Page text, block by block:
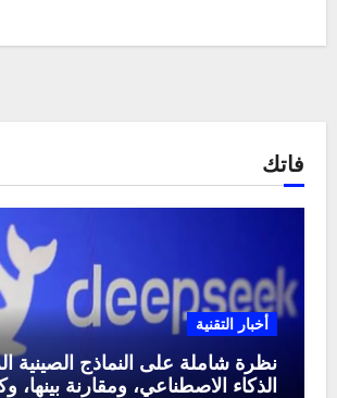
فاتك
أخبار التقنية
نظرة شاملة على النماذج الصينية
الذكاء الاصطناعي، ومقارنة بينها،